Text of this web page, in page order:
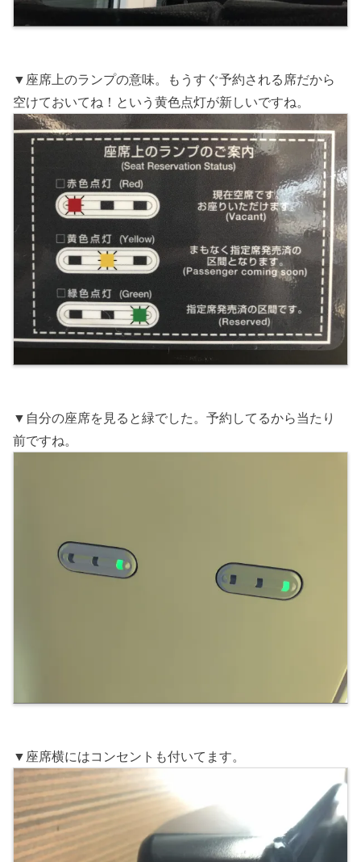
▼座席上のランプの意味。もうすぐ予約される席だから
空けておいてね！という黄色点灯が新しいですね。
▼自分の座席を見ると緑でした。予約してるから当たり
前ですね。
▼座席横にはコンセントも付いてます。